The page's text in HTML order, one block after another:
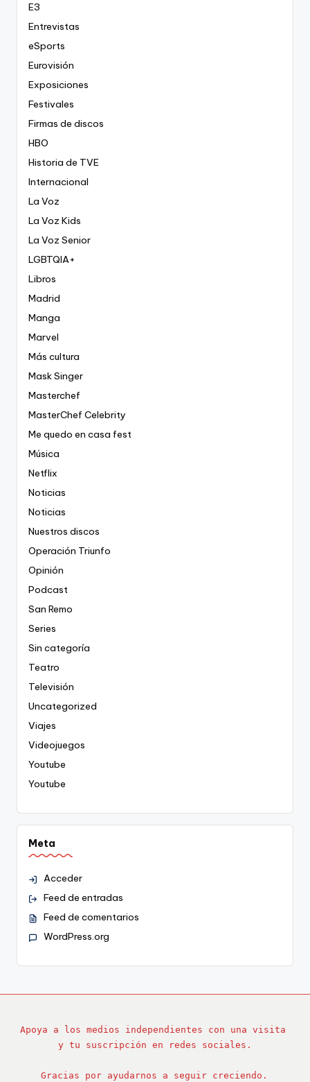
E3
Entrevistas
eSports
Eurovisión
Exposiciones
Festivales
Firmas de discos
HBO
Historia de TVE
Internacional
La Voz
La Voz Kids
La Voz Senior
LGBTQIA+
Libros
Madrid
Manga
Marvel
Más cultura
Mask Singer
Masterchef
MasterChef Celebrity
Me quedo en casa fest
Música
Netflix
Noticias
Noticias
Nuestros discos
Operación Triunfo
Opinión
Podcast
San Remo
Series
Sin categoría
Teatro
Televisión
Uncategorized
Viajes
Videojuegos
Youtube
Youtube
Meta
Acceder
Feed de entradas
Feed de comentarios
WordPress.org
Apoya a los medios independientes con una visita
y tu suscripción en redes sociales.
Gracias por ayudarnos a seguir creciendo.